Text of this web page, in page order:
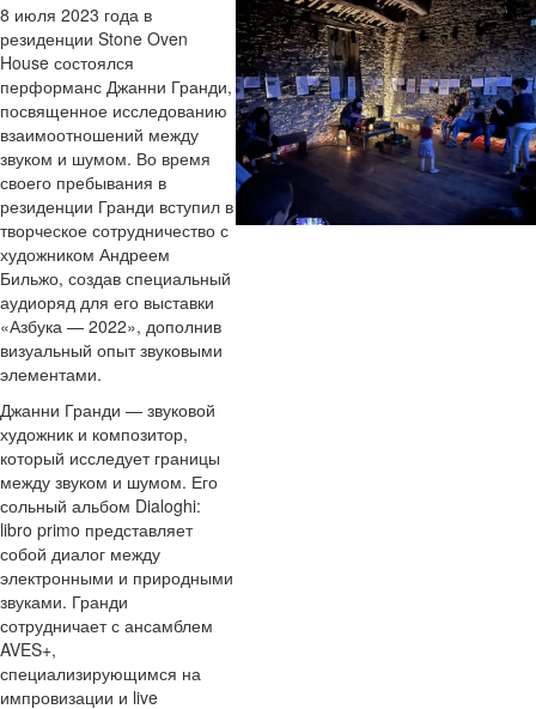
8 июля 2023 года в
резиденции Stone Oven
House состоялся
перформанс Джанни Гранди,
посвященное исследованию
взаимоотношений между
звуком и шумом. Во время
своего пребывания в
резиденции Гранди вступил в
творческое сотрудничество с
художником Андреем
Бильжо, создав специальный
аудиоряд для его выставки
«Азбука — 2022», дополнив
визуальный опыт звуковыми
элементами.
Джанни Гранди — звуковой
художник и композитор,
который исследует границы
между звуком и шумом. Его
сольный альбом Dialoghi:
libro primo представляет
собой диалог между
электронными и природными
звуками. Гранди
сотрудничает с ансамблем
AVES+,
специализирующимся на
импровизации и live